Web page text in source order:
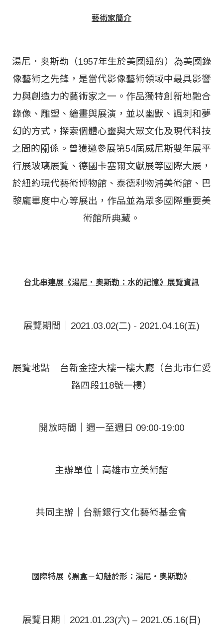
藝術家簡介
湯尼．奥斯勒（1957年生於美國紐約）為美國錄
像藝術之先鋒，是當代影像藝術領域中最具影響
力與創造力的藝術家之一。作品獨特創新地融合
錄像、雕塑、繪畫與展演，並以幽默、諷刺和夢
幻的方式，探索個體心靈與大眾文化及現代科技
之間的關係。曾獲邀參展第54屆威尼斯雙年展平
行展玻璃展覽、德國卡塞爾文獻展等國際大展，
於紐約現代藝術博物館、泰德利物浦美術館、巴
黎龐畢度中心等展出，作品並為眾多國際重要美
術館所典藏。
台北串連展《湯尼．奧斯勒：水的記憶》展覽資訊
展覽期間｜2021.03.02(二) - 2021.04.16(五)
展覽地點｜台新金控大樓一樓大廳（台北市仁愛
路四段118號一樓）
開放時間｜週一至週日 09:00-19:00
主辦單位｜高雄市立美術館
共同主辦｜台新銀行文化藝術基金會
國際特展《黑盒－幻魅於形：湯尼・奧斯勒》
展覽日期｜2021.01.23(六) – 2021.05.16(日)